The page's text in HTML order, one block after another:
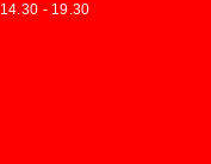
- 19.30